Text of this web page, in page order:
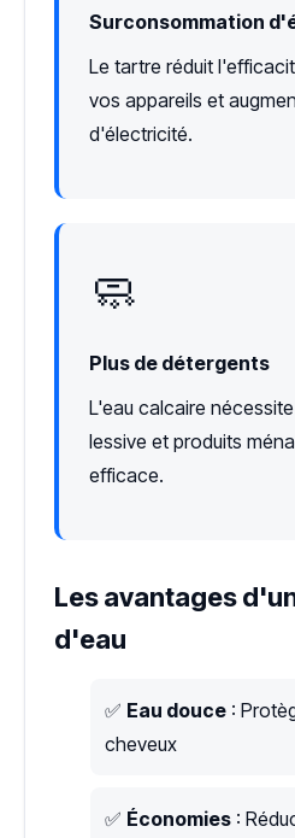
Surconsommation
Le tartre réduit
vos appareils et
d'électricité.
🧼
Plus de détergents
L'eau calcaire
lessive et produits
efficace.
Les avantages
d'eau
✅ Eau douce :
cheveux
✅ Économies :